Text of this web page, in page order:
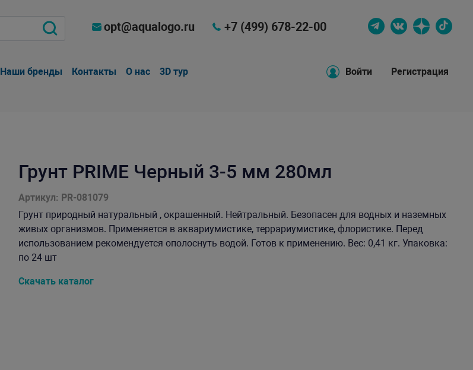
opt@aqualogo.ru +7 (499) 678-22-00
Наши бренды Контакты О нас 3D тур Войти Регистрация
Грунт PRIME Черный 3-5 мм 280мл
Артикул: PR-081079
Грунт природный натуральный , окрашенный. Нейтральный. Безопасен для водных и наземных
живых организмов. Применяется в аквариумистике, террариумистике, флористике. Перед
использованием рекомендуется ополоснуть водой. Готов к применению. Вес: 0,41 кг. Упаковка:
по 24 шт
Скачать каталог